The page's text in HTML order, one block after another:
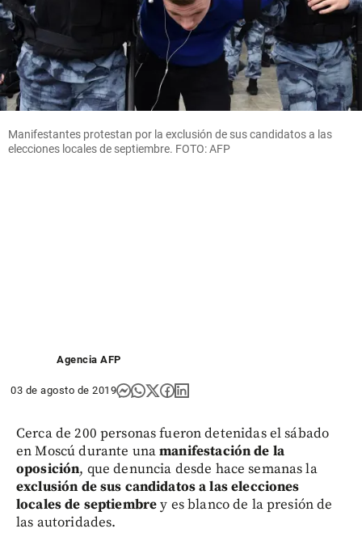
Manifestantes protestan por la exclusión de sus candidatos a las
elecciones locales de septiembre. FOTO: AFP
Agencia AFP
03 de agosto de 2019
Cerca de 200 personas fueron detenidas el sábado
en Moscú durante unamanifestación de la
oposición, que denuncia desde hace semanas la
exclusión de sus candidatos a las elecciones
locales de septiembrey es blanco de la presión de
las autoridades.